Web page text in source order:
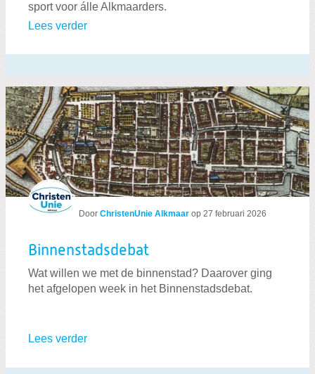
sport voor álle Alkmaarders.
Lees verder
Door ChristenUnie Alkmaar op 27 februari 2026
Binnenstadsdebat
Wat willen we met de binnenstad? Daarover ging
het afgelopen week in het Binnenstadsdebat.
Lees verder